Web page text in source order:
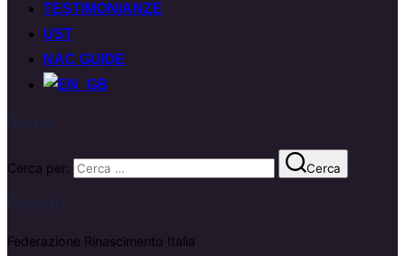
TESTIMONIANZE
UST
NAC GUIDE
Cerca per: Cerca
Federazione Rinascimento Italia